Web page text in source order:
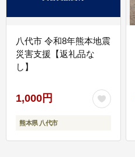
八代市 令和8年熊本地震
災害支援【返礼品な
し】
1,000円
熊本県 八代市